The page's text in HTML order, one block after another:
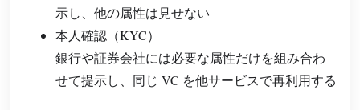
示し、他の属性は見せない
本人確認（KYC）
銀行や証券会社には必要な属性だけを組み合わ
せて提示し、同じ VC を他サービスで再利用する